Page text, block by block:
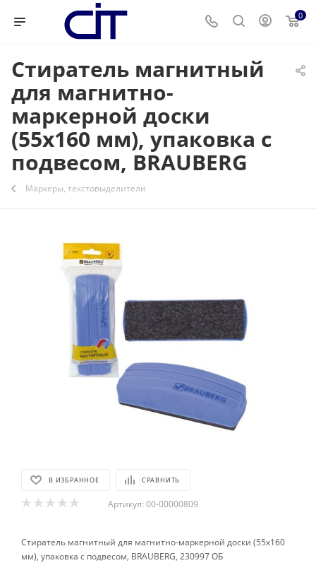
0
Стиратель магнитный
для магнитно-
маркерной доски
(55х160 мм), упаковка с
подвесом, BRAUBERG
Маркеры, текстовыделители
В ИЗБРАННОЕ СРАВНИТЬ
Артикул: 00-00000809
Стиратель магнитный для магнитно-маркерной доски (55х160
мм), упаковка с подвесом, BRAUBERG, 230997 ОБ